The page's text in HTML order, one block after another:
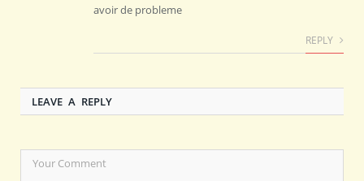
avoir de probleme
REPLY
LEAVE A REPLY